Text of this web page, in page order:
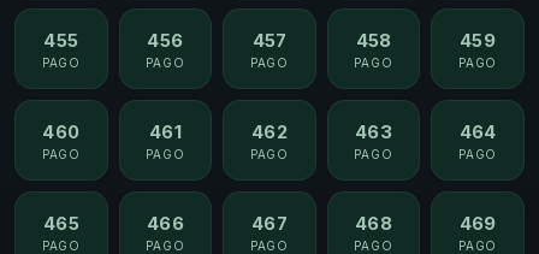
455
PAGO
456
PAGO
457
PAGO
458
PAGO
459
PAGO
460
PAGO
461
PAGO
462
PAGO
463
PAGO
464
PAGO
465
PAGO
466
PAGO
467
PAGO
468
PAGO
469
PAGO